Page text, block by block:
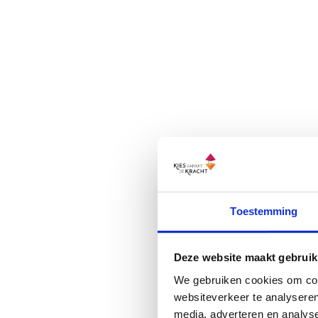
Toestemming
Deze website maakt
We gebruiken cookies om
websiteverkeer te
media, adverteren en
betreft alles
Hoe kom je
Chart jou heel